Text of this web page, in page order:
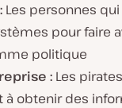
Les personnes
pour faire
politique
: Les
à obtenir des